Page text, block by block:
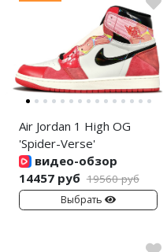
Air Jordan 1 High OG
'Spider-Verse'
видео-обзор
14457 руб 19560 руб
Выбрать